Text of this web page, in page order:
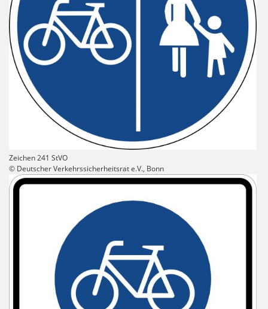
Zeichen 241 StVO
© Deutscher Verkehrssicherheitsrat e.V., Bonn